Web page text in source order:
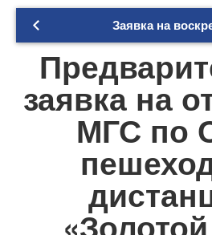
Заявка на
заявка на
МГС по